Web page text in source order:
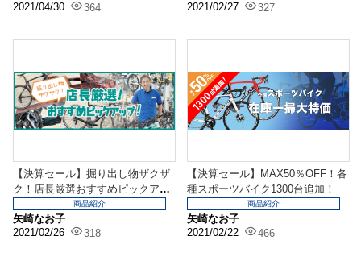
2021/04/30
364
2021/02/27
327
【決算セール】掘り出し物ザクザ
ク！店長厳選おすすめピックアッ
矢崎なお子
2021/02/26
318
商品紹介
【決算セール】MAX50％OFF！各
種スポーツバイク1300台追加！
矢崎なお子
2021/02/22
466
商品紹介